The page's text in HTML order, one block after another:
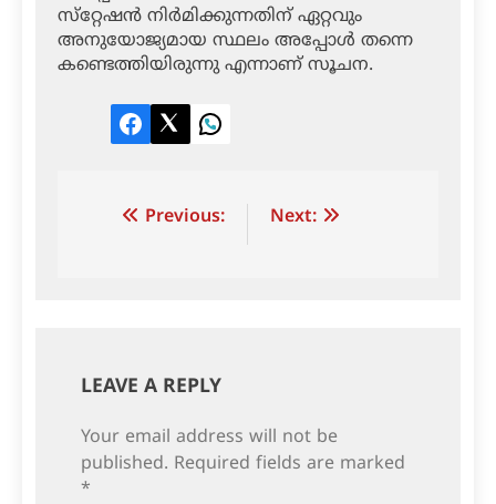
സ്‌റ്റേഷന്‍ നിര്‍മിക്കുന്നതിന് ഏറ്റവും
അനുയോജ്യമായ സ്ഥലം അപ്പോള്‍ തന്നെ
കണ്ടെത്തിയിരുന്നു എന്നാണ് സൂചന.
Facebook
TwitterLinkedIn
Post Previous: Next:
LEAVE A REPLY
Your email address will not be
published. Required fields are marked
*